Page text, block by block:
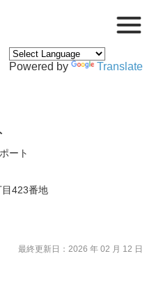
Powered by Translate
ート
423番地
最終更新日：2026 年 02 月 12 日